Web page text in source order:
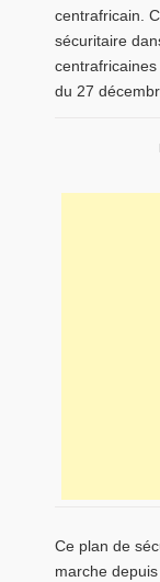
centrafricain.
sécuritaire
du 27
Ce plan de
marche